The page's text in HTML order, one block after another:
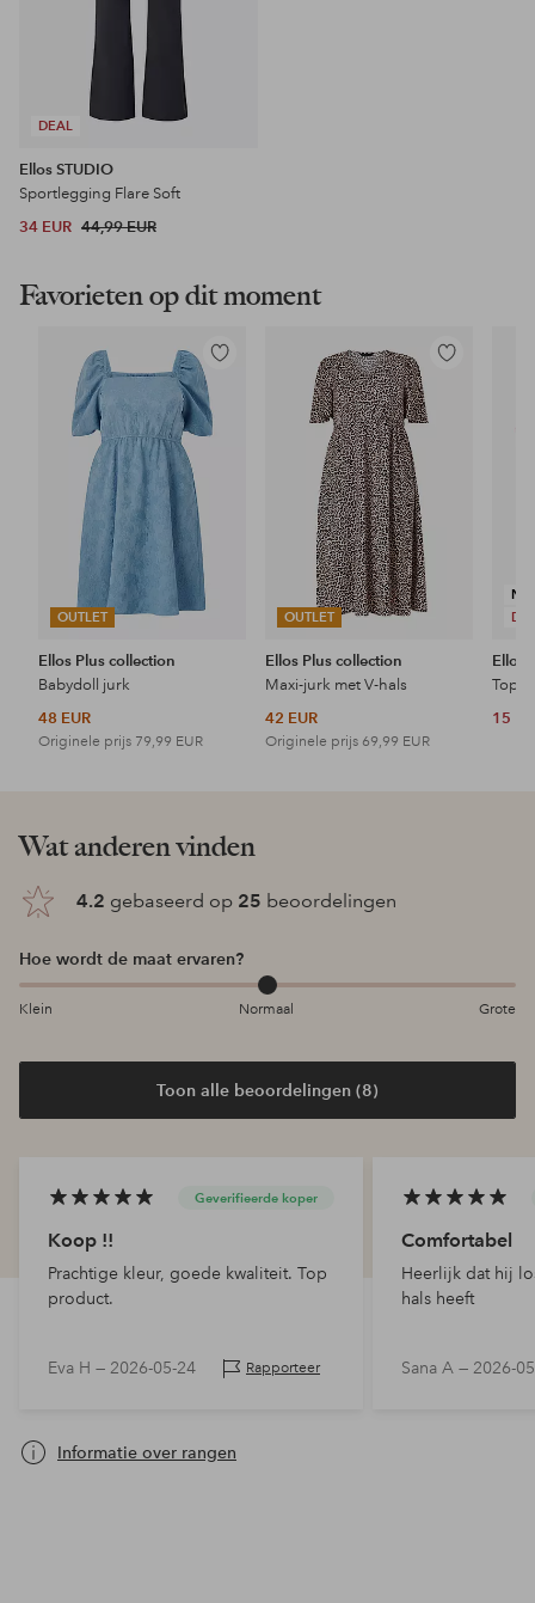
DEAL
Ellos STUDIO
Sportlegging Flare Soft
34 EUR 44,99 EUR
Favorieten op dit moment
OUTLET
Toevoegen
aan
favorieten
Ellos Plus collection
Babydoll jurk
48 EUR
Originele prijs 79,99 EUR
OUTLET
Toevoegen
Ellos Plus collection
Maxi-jurk met V-hals
42 EUR
Originele prijs 69,99 EUR
Ellos
Topje
15
Wat anderen vinden
4.2 gebaseerd op 25 beoordelingen
Hoe wordt de maat ervaren?
Klein Normaal Grote
Toon alle beoordelingen (8)
Geverifieerde koper
Koop !!
Prachtige kleur, goede kwaliteit. Top
product.
Eva H — 2026-05-24 Rapporteer
Comfortabel
Heerlijk dat hij
hals heeft
Sana A — 2026-
Informatie over rangen